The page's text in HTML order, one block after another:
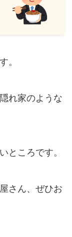
。
れ家のような
ところです。
さん、ぜひお